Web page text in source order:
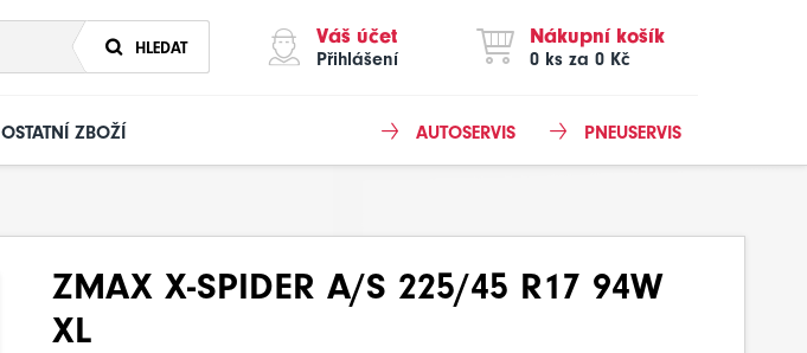
HLEDAT Váš účet
Přihlášení
Nákupní košík
0 ks za 0 Kč
OSTATNÍ ZBOŽÍ PNEUSERVIS
AUTOSERVIS
ZMAX X-SPIDER A/S 225/45 R17 94W
XL